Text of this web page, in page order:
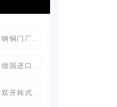
钢铜门厂..
德国进口..
双开韩式..